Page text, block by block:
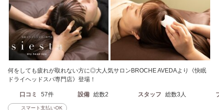
何をしても疲れが取れない方に◎大人気サロンBROCHE AVEDAより《快眠
ドライヘッドスパ専門店》登場！
口コミ 57件 設備 総数2 スタッフ 総数3人
スマート支払いOK